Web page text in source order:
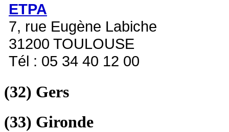
ETPA
7, rue Eugène Labiche
31200 TOULOUSE
Tél : 05 34 40 12 00
(32) Gers
(33) Gironde